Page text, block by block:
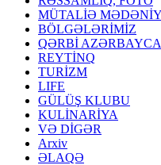
MÜTALİƏ
BÖLGƏLƏRİMİZ
QƏRBİ
REYTİNQ
TURİZM
LIFE
GÜLÜŞ KLUBU
KULİNARİYA
VƏ DİGƏR
Arxiv
ƏLAQƏ